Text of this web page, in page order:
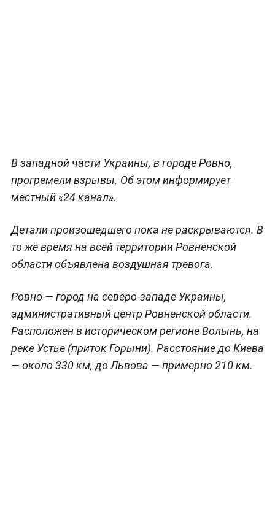
В западной части Украины, в городе Ровно,
прогремели взрывы. Об этом информирует
местный «24 канал».
Детали произошедшего пока не раскрываются. В
то же время на всей территории Ровненской
области объявлена воздушная тревога.
Ровно — город на северо-западе Украины,
административный центр Ровненской области.
Расположен в историческом регионе Волынь, на
реке Устье (приток Горыни). Расстояние до Киева
— около 330 км, до Львова — примерно 210 км.